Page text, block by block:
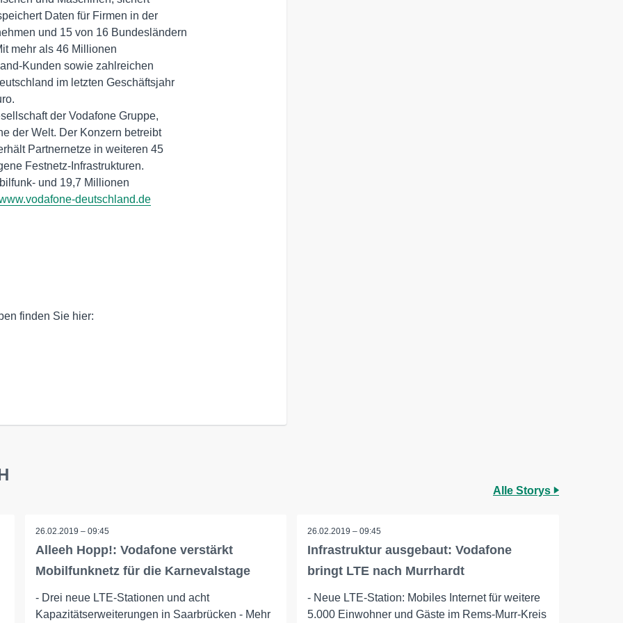
Daten für Firmen in der
und 15 von 16 Bundesländern
mehr als 46 Millionen
Kunden sowie zahlreichen
im letzten Geschäftsjahr
der Vodafone Gruppe,
der Welt. Der Konzern betreibt
Partnernetze in weiteren 45
Festnetz-Infrastrukturen.
und 19,7 Millionen
deutschland.de
finden Sie hier:
Alle Storys
26.02.2019 – 09:45
Alleeh Hopp!: Vodafone verstärkt
Mobilfunknetz für die Karnevalstage
- Drei neue LTE-Stationen und acht
Kapazitätserweiterungen in Saarbrücken - Mehr
26.02.2019 – 09:45
Infrastruktur ausgebaut: Vodafone
bringt LTE nach Murrhardt
- Neue LTE-Station: Mobiles Internet für weitere
5.000 Einwohner und Gäste im Rems-Murr-Kreis